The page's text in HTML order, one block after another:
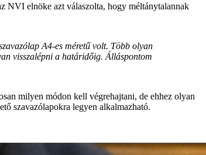
NVI elnöke azt válaszolta, hogy méltánytalannak
A4-es méretű volt. Több olyan
visszalépni a határidőig. Álláspontom
milyen módon kell végrehajtani, de ehhez olyan
szavazólapokra legyen alkalmazható.